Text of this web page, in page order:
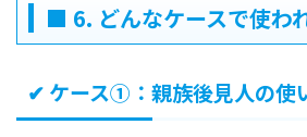
■ 6. どんなケースで使わ
✔ ケース①：親族後見人の使